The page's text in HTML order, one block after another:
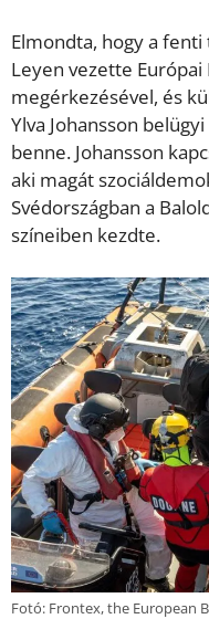
Elmondta, hogy a
Leyen vezette
megérkezésével, és
Ylva Johansson
benne. Johansson
aki magát
Svédországban a
színeiben kezdte.
Fotó: Frontex, the European